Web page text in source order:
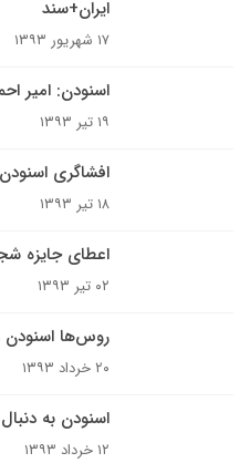
ایران+سند
۱۷ شهریور ۱۳۹۳
اسنودن: امیر
۱۹ تیر ۱۳۹۳
افشاگری اسنودن
۱۸ تیر ۱۳۹۳
اعطای جایزه
۰۲ تیر ۱۳۹۳
روس‌ها اسنودن
۲۰ خرداد ۱۳۹۳
اسنودن به
۱۲ خرداد ۱۳۹۳